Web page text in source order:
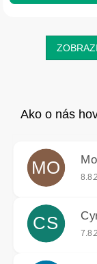
MO
CS